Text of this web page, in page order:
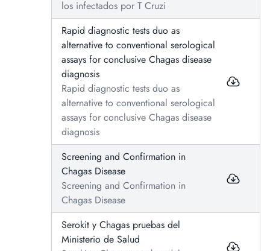
los infectados por T Cruzi
Rapid diagnostic tests duo as
alternative to conventional serological
assays for conclusive Chagas disease
diagnosis
Rapid diagnostic tests duo as
alternative to conventional serological
assays for conclusive Chagas disease
diagnosis
Screening and Confirmation in
Chagas Disease
Screening and Confirmation in
Chagas Disease
Serokit y Chagas pruebas del
Ministerio de Salud